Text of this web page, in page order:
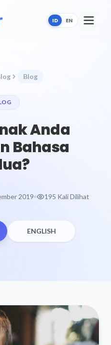
ID EN
Blog
Anda
Bahasa
2019 195 Kali Dilihat
ENGLISH